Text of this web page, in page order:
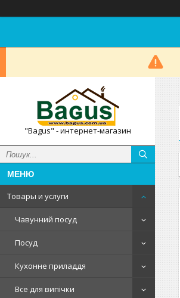
"Bagus" - интернет-магазин
Товары и услуги
Чавунний посуд
Посуд
Кухонне приладдя
Все для випічки